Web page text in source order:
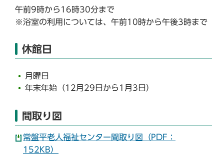
午前9時から16時30分まで
※浴室の利用については、午前10時から午後3時まで
休館日
月曜日
年末年始（12月29日から1月3日）
間取り図
常盤平老人福祉センター間取り図（PDF：
152KB）